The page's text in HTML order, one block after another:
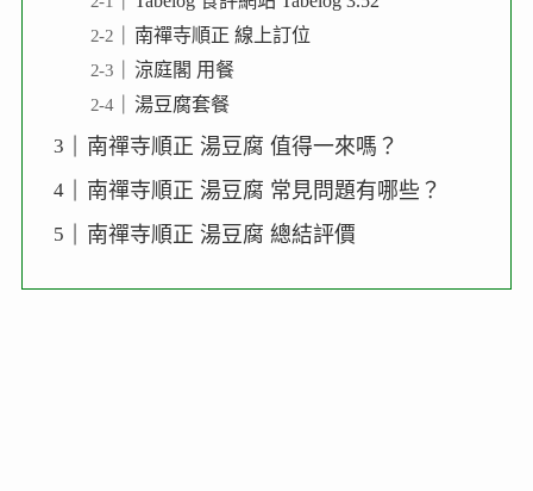
南禪寺順正 線上訂位
涼庭閣 用餐
湯豆腐套餐
南禪寺順正 湯豆腐 值得一來嗎？
南禪寺順正 湯豆腐 常見問題有哪些？
南禪寺順正 湯豆腐 總結評價